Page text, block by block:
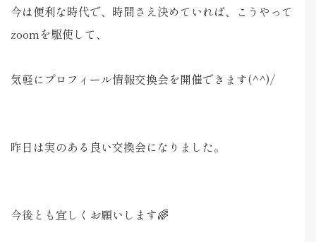
今は便利な時代で、時間さえ決めていれば、こうやって
zoomを駆使して、
気軽にプロフィール情報交換会を開催できます(^^)/
昨日は実のある良い交換会になりました。
今後とも宜しくお願いします🌈